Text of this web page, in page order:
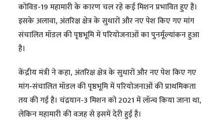
कोविड-19 महामारी के कारण चल रहे कई मिशन प्रभावित हुए हैं।
इसके अलावा, अंतरिक्ष क्षेत्र के सुधारों और नए पेश किए गए मांग
संचालित मॉडल की पृष्ठभूमि में परियोजनाओं का पुनर्मूल्यांकन हुआ
है।
केंद्रीय मंत्री ने कहा, अंतरिक्ष क्षेत्र के सुधारों और नए पेश किए गए
मांग-संचालित मॉडल की पृष्ठभूमि में परियोजनाओं की प्राथमिकता
तय की गई है। चंद्रयान-3 मिशन को 2021 में लॉन्च किया जाना था,
लेकिन महामारी की वजह से इसमें देरी हुई है।